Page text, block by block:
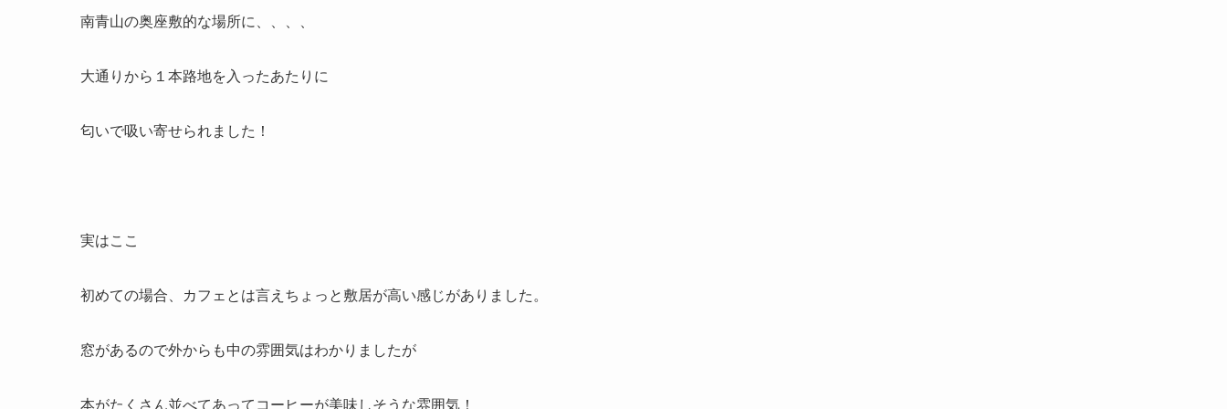
南青山の奥座敷的な場所に、、、、
大通りから１本路地を入ったあたりに
匂いで吸い寄せられました！
実はここ
初めての場合、カフェとは言えちょっと敷居が高い感じがありました。
窓があるので外からも中の雰囲気はわかりましたが
本がたくさん並べてあってコーヒーが美味しそうな雰囲気！